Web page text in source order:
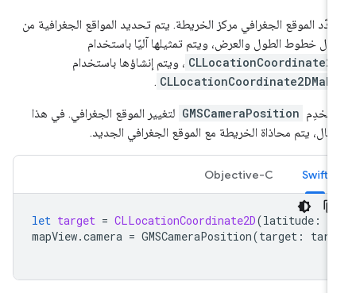
الموقع الجغرافي مركز الخريطة. يتم تحديد المواقع الجغرافية من
خطوط الطول والعرض، ويتم تمثيلها آليًا باستخدام
، ويتم إنشاؤها باستخدام
.
GMSCameraPosition لتغيير الموقع الجغرافي. في هذا
يتم محاذاة الخريطة مع الموقع الجغرافي الجديد.
Swift
Objective-C
let target = CLLocationCoordinate2D(latitude
mapView.camera = GMSCameraPosition(target: